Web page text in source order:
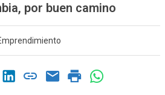
por buen camino